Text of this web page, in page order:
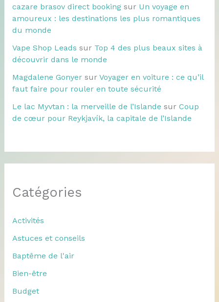
cazare brasov direct bookingsur Un voyage en
amoureux : les destinations les plus romantiques
du monde
Vape Shop Leads sur Top 4 des plus beaux sites à
découvrir dans le monde
Magdalene Gonyersur Voyager en voiture : ce qu’il
faut faire pour rouler en toute sécurité
Le lac Myvtan : la merveille de l’Islande sur Coup
de cœur pour Reykjavík, la capitale de l’Islande
Catégories
Activités
Astuces et conseils
Baptême de l'air
Bien-être
Budget